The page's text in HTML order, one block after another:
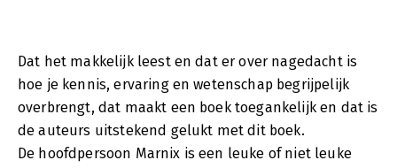
Dat het makkelijk leest en dat er over nagedacht is
hoe je kennis, ervaring en wetenschap begrijpelijk
overbrengt, dat maakt een boek toegankelijk en dat is
de auteurs uitstekend gelukt met dit boek.
De hoofdpersoon Marnix is een leuke of niet leuke